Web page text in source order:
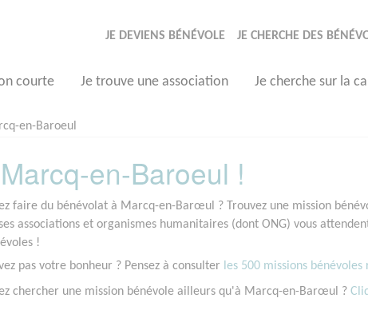
JE DEVIENS BÉNÉVOLE JE CHERCHE DES
courte Je trouve une association Je cherche sur la
en-Baroeul
en-Baroeul !
faire du bénévolat à Marcq-en-Barœul ? Trouvez une mission
associations et organismes humanitaires (dont ONG) vous
!
pas votre bonheur ? Pensez à consulter les 500 missions
chercher une mission bénévole ailleurs qu'à Marcq-en-Barœul ?